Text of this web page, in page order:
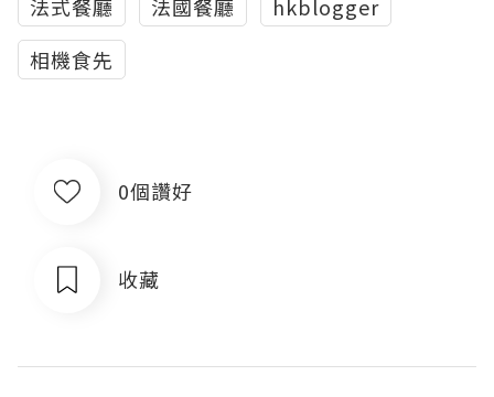
法式餐廳 法國餐廳
hkblogger
相機食先
0個讚好
收藏